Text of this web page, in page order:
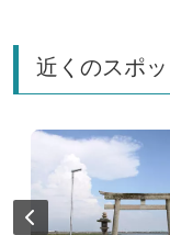
近くのスポッ